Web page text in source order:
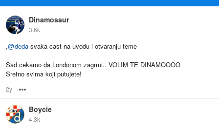
Dinamosaur
3.6k
,@deda svaka cast na uvodu i otvaranju teme
Sad cekamo da Londonom zagrmi.. VOLIM TE DINAMOOOO
Sretno svima koji putujete!
2y
Boycie
4.3k